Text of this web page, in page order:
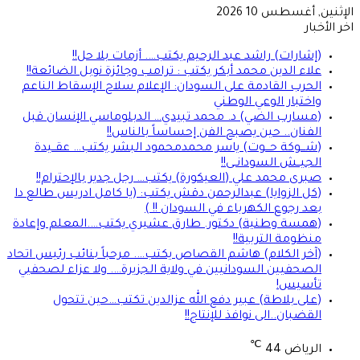
الإثنين, أغسطس 10 2026
اخر الأخبار
(إشارات) راشد عبد الرحيم يكتب…. أزمات بلا حل!!
علاء الدين محمد أبكر يكتب : ترامب وجائزة نوبل الضائعة!!
الحرب القادمة على السودان: الإعلام سلاح الإسقاط الناعم
واختبار الوعي الوطني
(مسارب الضي) د. محمد تبيدي… الدبلوماسي الإنسان قبل
الفنان.. حين يصبح الفن إحساساً بالناس!!
(شـــوكة حـــوت) ياسر محمدمحمود البشر يكتب… عقــيدة
الجيــش السودانــى!!
صبرى محمد علي (العيكورة) يكتب… رجل جدير بالإحترام!!
(كل الزوايا) عبدالرحمن دقش يكتب: (يا كامل ادريس طالع دا
بعد رجوع الكهرباء في السودان !! )
(همسة وطنية) دكتور. طارق عشيري يكتب….المعلم وإعادة
منظومة التربية!!
(آخر الكلام) هاشم القصاص يكتب…. مرحباً بنائب رئيس اتحاد
الصحفيين السودانيين في ولاية الجزيرة…. ولا عزاء لصحفيي
تأسيس!
(على بلاطة) عبير دفع الله عزالدين تكتب…حين تتحول
القضبان..الى نوافذ للإنتاج!!
الرياض 44
℃